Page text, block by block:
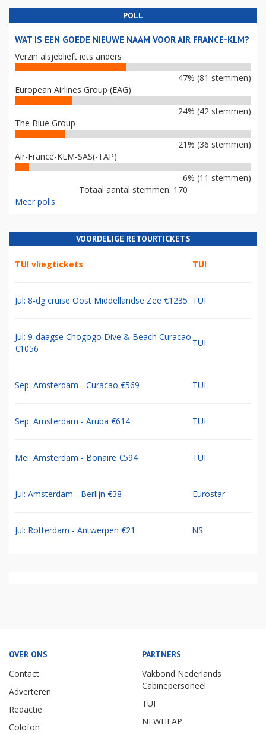
POLL
WAT IS EEN GOEDE NIEUWE NAAM VOOR AIR FRANCE-KLM?
Verzin alsjeblieft iets anders
47% (81 stemmen)
European Airlines Group (EAG)
24% (42 stemmen)
The Blue Group
21% (36 stemmen)
Air-France-KLM-SAS(-TAP)
6% (11 stemmen)
Totaal aantal stemmen: 170
Meer polls
VOORDELIGE RETOURTICKETS
TUI vliegtickets TUI
Jul: 8-dg cruise Oost Middellandse Zee €1235 TUI
Jul: 9-daagse Chogogo Dive & Beach Curacao
€1056
TUI
Sep: Amsterdam - Curacao €569 TUI
Sep: Amsterdam - Aruba €614 TUI
Mei: Amsterdam - Bonaire €594 TUI
Jul: Amsterdam - Berlijn €38 Eurostar
Jul: Rotterdam - Antwerpen €21 NS
OVER ONS
Contact
Adverteren
Redactie
Colofon
PARTNERS
Vakbond Nederlands
Cabinepersoneel
TUI
NEWHEAP